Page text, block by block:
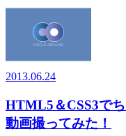
2013.06.24
HTML5＆CSS3で
動画撮ってみた！